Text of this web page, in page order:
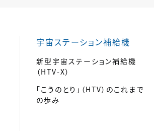
宇宙ステーション補給機
新型宇宙ステーション補給機
（HTV-X）
「こうのとり」（HTV）のこれまで
の歩み